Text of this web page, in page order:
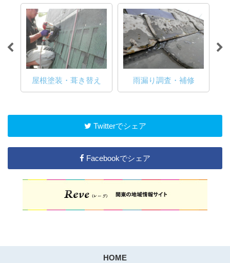
屋根塗装・葺き替え 雨漏り調査・補修
Twitterでシェア
Facebookでシェア
HOME